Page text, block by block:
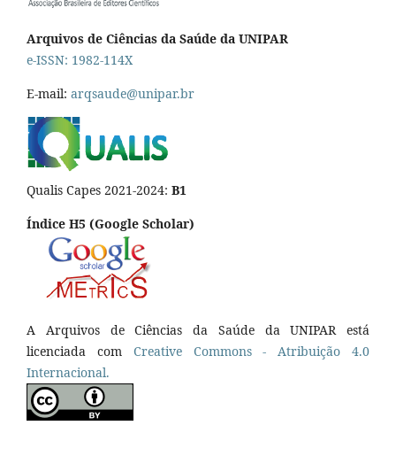
Arquivos de Ciências da Saúde da UNIPAR
e-ISSN: 1982-114X
E-mail: arqsaude@unipar.br
Qualis Capes 2021-2024: B1
Índice H5 (Google Scholar)
A Arquivos de Ciências da Saúde da UNIPAR está
licenciada com Creative Commons - Atribuição 4.0
Internacional.